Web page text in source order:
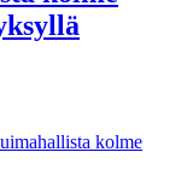
kolme